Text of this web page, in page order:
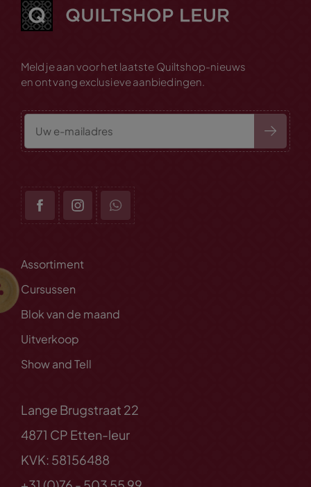
Meld je aan voor het laatste Quiltshop-nieuws
en ontvang exclusieve aanbiedingen.
Assortiment
Cursussen
Blok van de maand
Uitverkoop
Show and Tell
Lange Brugstraat 22
4871 CP Etten-leur
KVK: 58156488